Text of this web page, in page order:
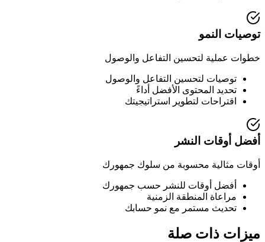
توصيات النمو
خطوات عملية لتحسين التفاعل والوصول
توصيات لتحسين التفاعل والوصول
تحديد المحتوى الأفضل أداءً
اقتراحات لتطوير استراتيجيتك
أفضل أوقات النشر
أوقات مثالية محسوبة من سلوك جمهورك
أفضل أوقات للنشر حسب جمهورك
مراعاة المنطقة الزمنية
تحديث مستمر مع نمو حسابك
ميزات ذات صلة